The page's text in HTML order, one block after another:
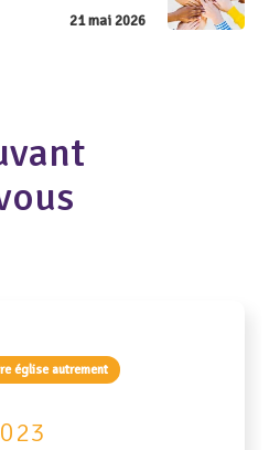
21 mai 2026
église autrement